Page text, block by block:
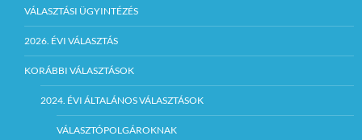
VÁLASZTÁSI ÜGYINTÉZÉS
2026. ÉVI VÁLASZTÁS
KORÁBBI VÁLASZTÁSOK
2024. ÉVI ÁLTALÁNOS VÁLASZTÁSOK
VÁLASZTÓPOLGÁROKNAK